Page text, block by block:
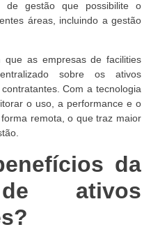
de gestão que possibilite o
áreas, incluindo a gestão
que as empresas de facilities
sobre os ativos
Com a tecnologia
o uso, a performance e o
remota, o que traz maior
da
ativos